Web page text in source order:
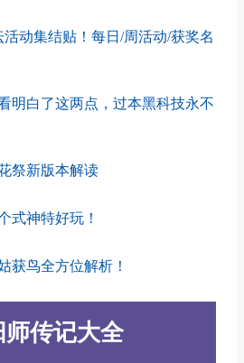
活动集结贴！每日/周活动/获奖名
明白了这两点，过本黑科技永不
祭新版本解读
式神特好玩！
获鸟全方位解析！
师传记大全